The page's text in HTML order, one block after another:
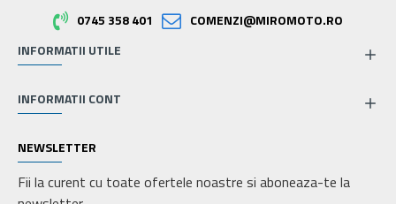
0745 358 401
COMENZI@MIROMOTO.RO
INFORMATII UTILE
INFORMATII CONT
NEWSLETTER
Fii la curent cu toate ofertele noastre si aboneaza-te la